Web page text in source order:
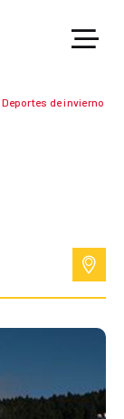
Deportes de invierno